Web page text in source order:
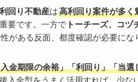
回り不動産は高利回り案件が多く
要です。一方で トーチーズ、コ
がある反面、都度確認が必要にな
金期限の余裕」「利回り」「当選